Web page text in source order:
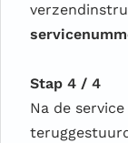
Stap 4 / 4
Na de